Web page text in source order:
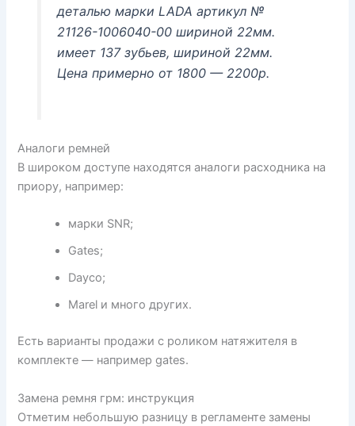
деталью марки LADA артикул №
21126-1006040-00 шириной 22мм.
имеет 137 зубьев, шириной 22мм.
Цена примерно от 1800 — 2200р.
Аналоги ремней
В широком доступе находятся аналоги расходника на
приору, например:
марки SNR;
Gates;
Dayco;
Marel и много других.
Есть варианты продажи с роликом натяжителя в
комплекте — например gates.
Замена ремня грм: инструкция
Отметим небольшую разницу в регламенте замены